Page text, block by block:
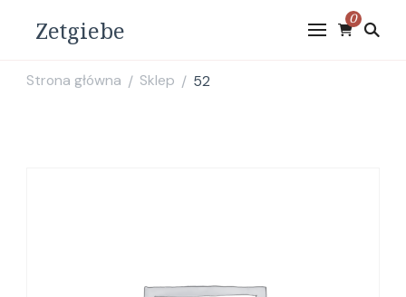
Zetgiebe 0
Strona główna / Sklep / 52